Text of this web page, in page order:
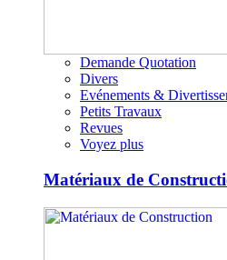
Demande Quotation
Divers
Evénements &
Petits Travaux
Revues
Voyez plus
Matériaux de